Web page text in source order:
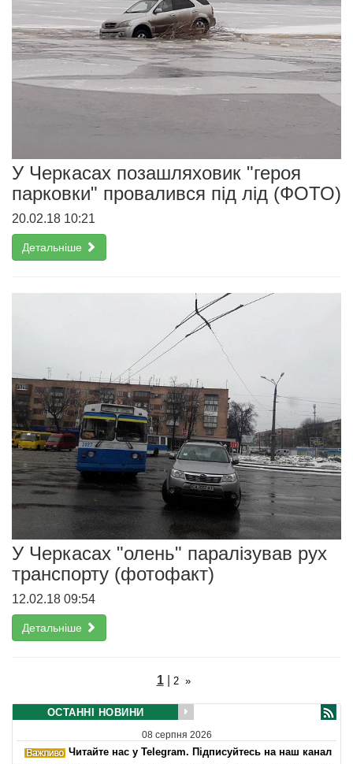
У Черкасах позашляховик "героя
парковки" провалився під лід (ФОТО)
20.02.18 10:21
Детальніше
У Черкасах "олень" паралізував рух
транспорту (фотофакт)
12.02.18 09:54
Детальніше
1| 2 »
ОСТАННІ НОВИНИ
08 серпня 2026
Читайте нас у Telegram. Підписуйтесь на наш канал